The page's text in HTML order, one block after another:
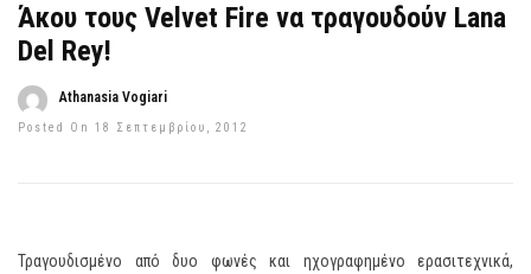
Άκου τους Velvet Fire να τραγουδούν Lana
Del Rey!
Athanasia Vogiari
Posted On 18 Σεπτεμβρίου, 2012
Τραγουδισμένο από δυο φωνές και ηχογραφημένο ερασιτεχνικά,